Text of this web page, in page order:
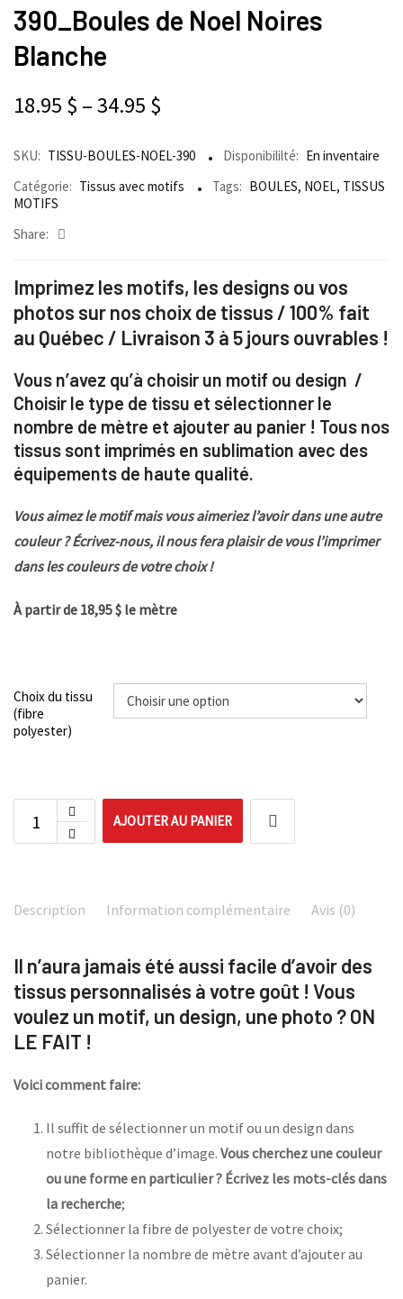
390_Boules de Noel Noires
Blanche
18.95 $ –34.95 $
SKU: TISSU-BOULES-NOEL-390 Disponibililté: En inventaire
Catégorie: Tissus avec motifs Tags: BOULES, NOEL, TISSUS
MOTIFS
Share:
Imprimez les motifs, les designs ou vos
photos sur nos choix de tissus / 100% fait
au Québec / Livraison 3 à 5 jours ouvrables !
Vous n’avez qu’à choisir un motif ou design /
Choisir le type de tissu et sélectionner le
nombre de mètre et ajouter au panier ! Tous nos
tissus sont imprimés en sublimation avec des
équipements de haute qualité.
Vous aimez le motif mais vous aimeriez l’avoir dans une autre
couleur ? Écrivez-nous, il nous fera plaisir de vous l’imprimer
dans les couleurs de votre choix !
À partir de 18,95 $ le mètre
Choix du tissu
(fibre
polyester)
AJOUTER AU PANIER
Description Information complémentaire Avis (0)
Il n’aura jamais été aussi facile d’avoir des
tissus personnalisés à votre goût ! Vous
voulez un motif, un design, une photo ? ON
LE FAIT !
Voici comment faire:
Il suffit de sélectionner un motif ou un design dans
notre bibliothèque d’image. Vous cherchez une couleur
ou une forme en particulier ? Écrivez les mots-clés dans
la recherche;
Sélectionner la fibre de polyester de votre choix;
Sélectionner la nombre de mètre avant d’ajouter au
panier.